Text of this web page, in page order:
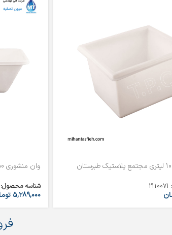
2110071
وان منشوری 150 لیتری مجتمع پلاستیک طبرستان
شناسه محصول:
۵,۲۸۹,۰۰۰